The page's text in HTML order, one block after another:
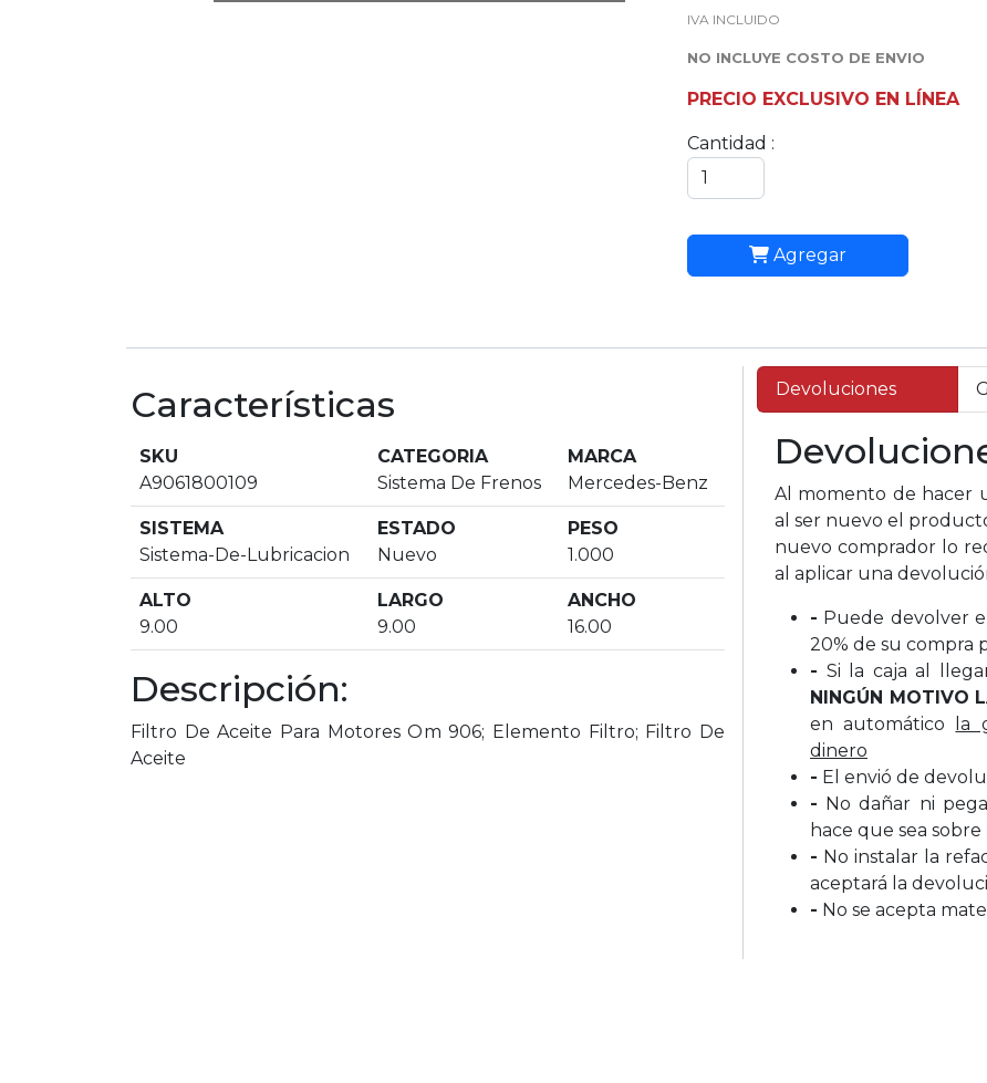
IVA INCLUIDO
NO INCLUYE COSTO DE ENVIO
PRECIO EXCLUSIVO EN LÍNEA
Cantidad :
Agregar
Características
SKU
A9061800109
CATEGORIA
Sistema De Frenos
MARCA
Mercedes-Benz
SISTEMA
Sistema-De-Lubricacion
ESTADO
Nuevo
PESO
1.000
ALTO
9.00
LARGO
9.00
ANCHO
16.00
Descripción:
Filtro De Aceite Para Motores Om 906; Elemento Filtro; Filtro De
Aceite
Devoluciones
Al momento de hacer
al ser nuevo el
nuevo comprador lo
al aplicar una
- Puede devolver
20% de su compra
- Si la caja al
NINGÚN MOTIVO
en automático
la
dinero
- El envió de
- No dañar ni
hace que sea
- No instalar la
aceptará la
- No se acepta